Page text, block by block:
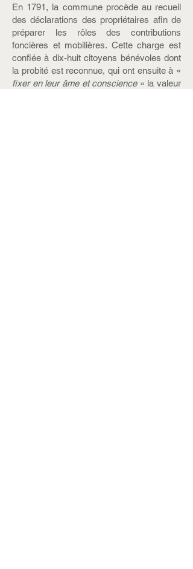
En 1791, la commune procède au recueil
des déclarations des propriétaires afin de
préparer les rôles des contributions
foncières et mobilières. Cette charge est
confiée à dix-huit citoyens bénévoles dont
la probité est reconnue, qui ont ensuite à «
fixer en leur âme et conscience» la valeur